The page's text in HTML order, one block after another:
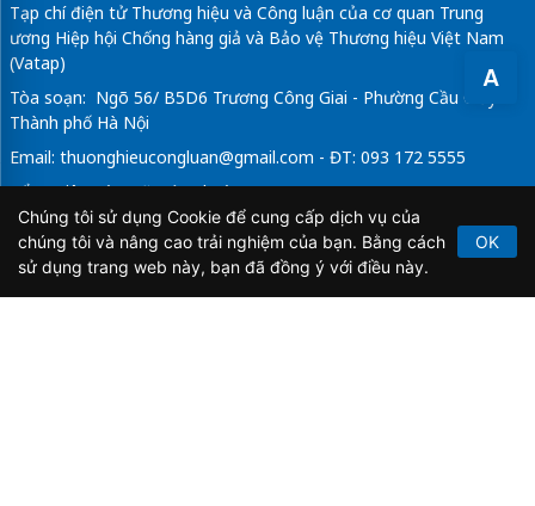
A
Tạp chí điện tử Thương hiệu và Công luận của cơ quan Trung
ương Hiệp hội Chống hàng giả và Bảo vệ Thương hiệu Việt Nam
(Vatap)
Tòa soạn: Ngõ 56/ B5D6 Trương Công Giai - Phường Cầu Giấy -
Thành phố Hà Nội
Email: thuonghieucongluan@gmail.com - ĐT: 093 172 5555
Tổng Biên Tập: Vũ Đức Thuận
Giấy phép hoạt động báo chí điện tử số 64/GP-BTTTT do Bộ
Thông tin và Truyền thông cấp ngày 21/2/2020.
Chúng tôi sử dụng Cookie để cung cấp dịch vụ của
chúng tôi và nâng cao trải nghiệm của bạn. Bằng cách
sử dụng trang web này, bạn đã đồng ý với điều này.
OK